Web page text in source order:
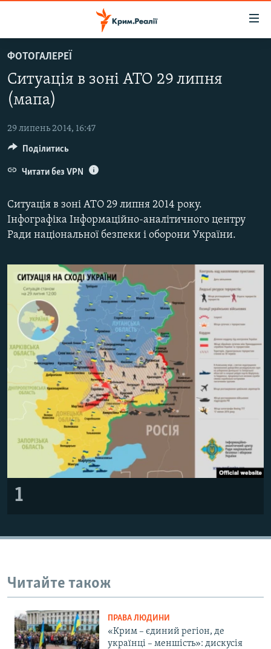
до
основного
матеріалу
Перейти
до
навігації
Перейти
пошуку
ВОДА.КРИМ
ВІДЕО ТА ФОТО
ПОЛІТИКА
БЛОГИ
ПОГЛЯД
ВСЕ ЗА ДЕНЬ
СПЕЦПРОЕКТИ
ВІДЕОУРОКИ «ELIFBE»
СВІДЧЕННЯ ОКУПАЦІЇ
УКРАЇНСЬКА ПРОБЛЕМА КРИМУ
ІНФОГРАФІКА
Русский
Qırımtatar
ДОЛУЧАЙСЯ!
Усі сайти RFE/RL
ФОТОГАЛЕРЕЇ
Ситуація в зоні АТО 29 липня
(мапа)
29 липень 2014, 16:47
Ситуація в зоні АТО 29 липня 2014 року.
Інфографіка Інформаційно-аналітичного центру
Ради національної безпеки і оборони України.
1
Поділитись
Читати без VPN
Читайте також
ПРАВА ЛЮДИНИ
«Крим – єдиний регіон, де
українці – меншість»: дискусія